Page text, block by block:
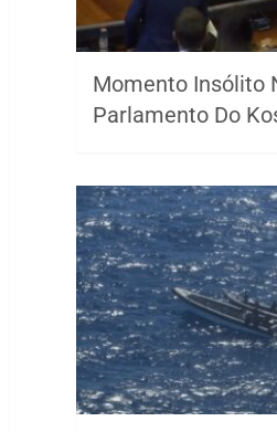
Momento Insólito
Parlamento Do